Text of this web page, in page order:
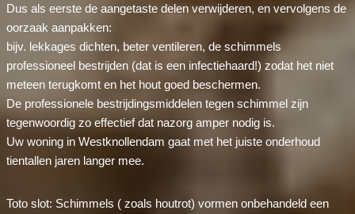
Dus als eerste de aangetaste delen verwijderen, en vervolgens de
oorzaak aanpakken:
bijv. lekkages dichten, beter ventileren, de schimmels
professioneel bestrijden (dat is een infectiehaard!) zodat het niet
meteen terugkomt en het hout goed beschermen.
De professionele bestrijdingsmiddelen tegen schimmel zijn
tegenwoordig zo effectief dat nazorg amper nodig is.
Uw woning in Westknollendam gaat met het juiste onderhoud
tientallen jaren langer mee.
Toto slot: Schimmels ( zoals houtrot) vormen onbehandeld een